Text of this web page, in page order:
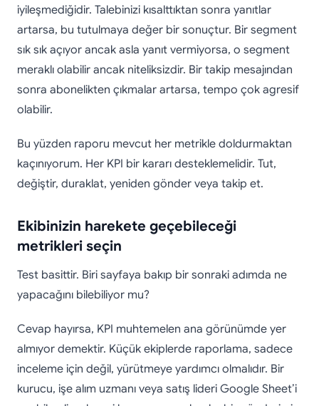
iyileşmediğidir. Talebinizi kısalttıktan sonra yanıtlar
artarsa, bu tutulmaya değer bir sonuçtur. Bir segment
sık sık açıyor ancak asla yanıt vermiyorsa, o segment
meraklı olabilir ancak niteliksizdir. Bir takip mesajından
sonra abonelikten çıkmalar artarsa, tempo çok agresif
olabilir.
Bu yüzden raporu mevcut her metrikle doldurmaktan
kaçınıyorum. Her KPI bir kararı desteklemelidir. Tut,
değiştir, duraklat, yeniden gönder veya takip et.
Ekibinizin harekete geçebileceği
metrikleri seçin
Test basittir. Biri sayfaya bakıp bir sonraki adımda ne
yapacağını bilebiliyor mu?
Cevap hayırsa, KPI muhtemelen ana görünümde yer
almıyor demektir. Küçük ekiplerde raporlama, sadece
inceleme için değil, yürütmeye yardımcı olmalıdır. Bir
kurucu, işe alım uzmanı veya satış lideri Google Sheet’i